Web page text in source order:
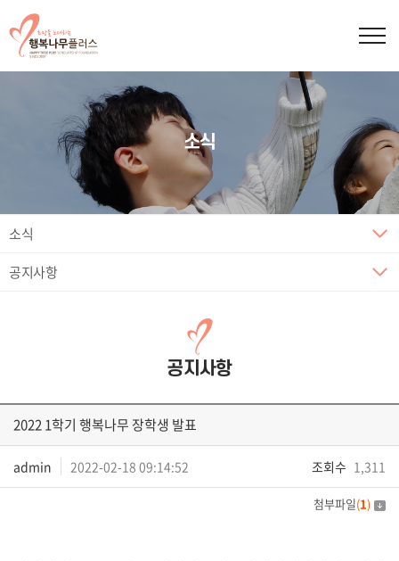
소식
소식
공지사항
공지사항
2022 1학기 행복나무 장학생 발표
admin 2022-02-18 09:14:52 조회수 1,311
첨부파일(1)